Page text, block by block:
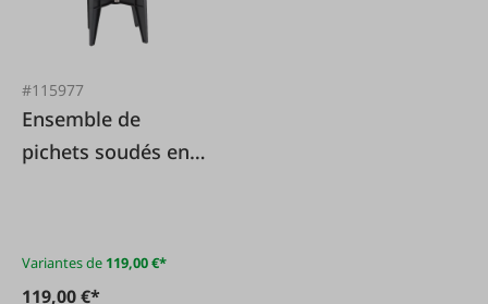
#115977
Ensemble de
pichets soudés en
Variantes de 119,00 €*
119,00 €*